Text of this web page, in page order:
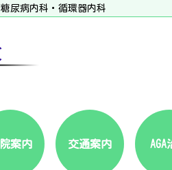
尿病内科・循環器内科
案内 交通案内